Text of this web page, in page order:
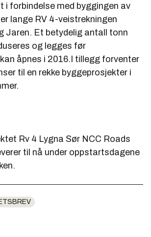
i forbindelse med byggingen av
lange RV 4-veistrekningen
Jaren. Et betydelig antall tonn
og legges før
åpnes i 2016.I tillegg forventer
til en rekke byggeprosjekter i
Rv 4 Lygna Sør NCC Roads
til nå under oppstartsdagene